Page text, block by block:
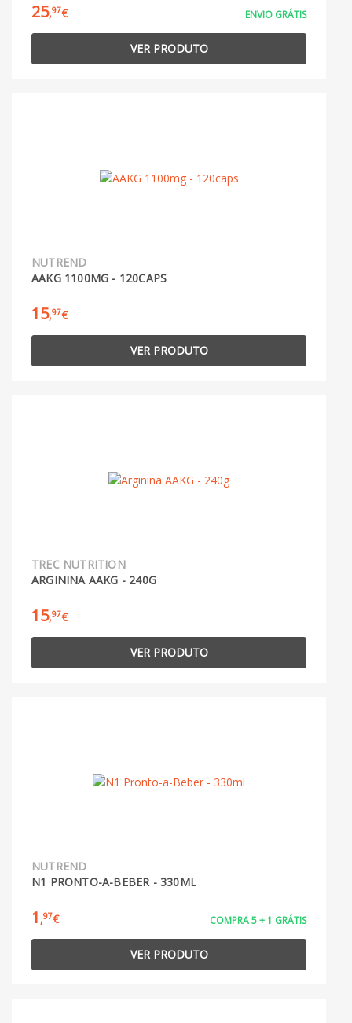
25,97€ ENVIO GRÁTIS
VER PRODUTO
NUTREND
AAKG 1100MG - 120CAPS
15,97€
VER PRODUTO
TREC NUTRITION
ARGININA AAKG - 240G
15,97€
VER PRODUTO
NUTREND
N1 PRONTO-A-BEBER - 330ML
1 ,97€ COMPRA 5 + 1 GRÁTIS
VER PRODUTO